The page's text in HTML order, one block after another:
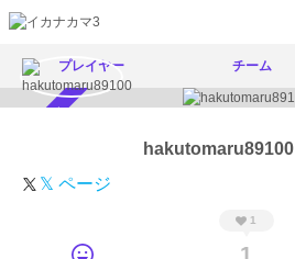
プレイヤー チーム
hakutomaru89100
𝕏 ページ
1